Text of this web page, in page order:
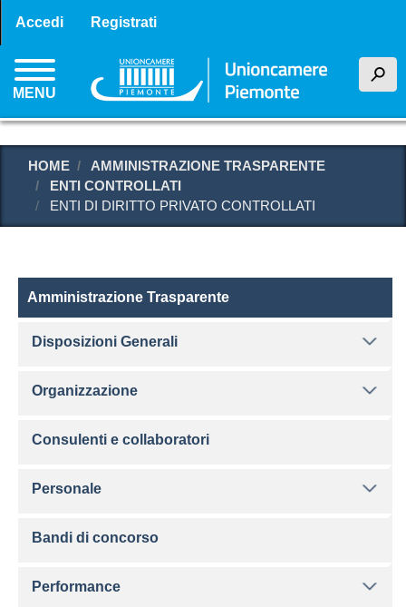
contenuto
principale
Menu profilo utente
Accedi Registrati
MENU
h
HOME
AMMINISTRAZIONE TRASPARENTE
ENTI CONTROLLATI
ENTI DI DIRITTO PRIVATO CONTROLLATI
Amministrazione Trasparente
Amministrazione Trasparente
Disposizioni Generali
Organizzazione
Consulenti e collaboratori
Personale
Bandi di concorso
Performance